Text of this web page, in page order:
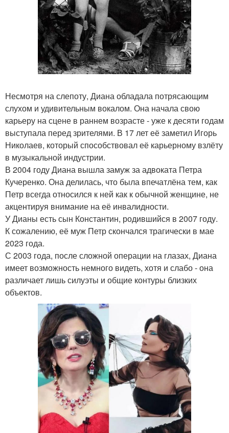
Несмотря на слепоту, Диана обладала потрясающим
слухом и удивительным вокалом. Она начала свою
карьеру на сцене в раннем возрасте - уже к десяти годам
выступала перед зрителями. В 17 лет её заметил Игорь
Николаев, который способствовал её карьерному взлёту
в музыкальной индустрии.
В 2004 году Диана вышла замуж за адвоката Петра
Кучеренко. Она делилась, что была впечатлёна тем, как
Петр всегда относился к ней как к обычной женщине, не
акцентируя внимание на её инвалидности.
У Дианы есть сын Константин, родившийся в 2007 году.
К сожалению, её муж Петр скончался трагически в мае
2023 года.
С 2003 года, после сложной операции на глазах, Диана
имеет возможность немного видеть, хотя и слабо - она
различает лишь силуэты и общие контуры близких
объектов.